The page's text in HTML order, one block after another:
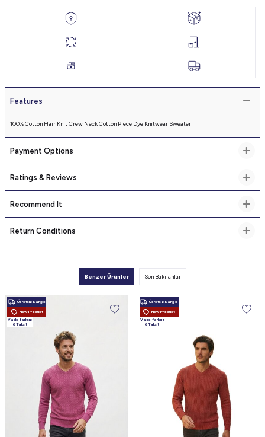
Features
100% Cotton Hair Knit Crew Neck Cotton Piece Dye Knitwear Sweater
Payment Options
Ratings & Reviews
Recommend It
Return Conditions
Benzer Ürünler Son Bakılanlar
Ücretsiz Kargo
New Product
Vade farksız
6 Taksit
Ücretsiz Kargo
New Product
Vade farksız
6 Taksit